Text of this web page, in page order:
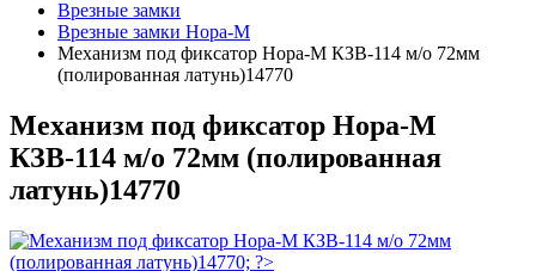
Врезные замки
Врезные замки Нора-М
Механизм под фиксатор Нора-М КЗВ-114 м/о 72мм
(полированная латунь)14770
Механизм под фиксатор Нора-М
КЗВ-114 м/о 72мм (полированная
латунь)14770